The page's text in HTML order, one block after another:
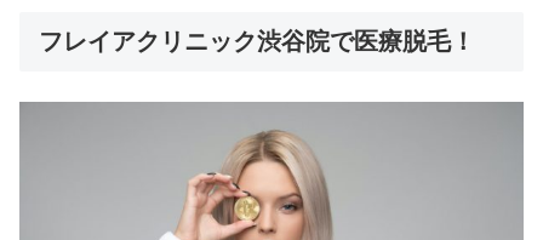
フレイアクリニック渋谷院で医療脱毛！